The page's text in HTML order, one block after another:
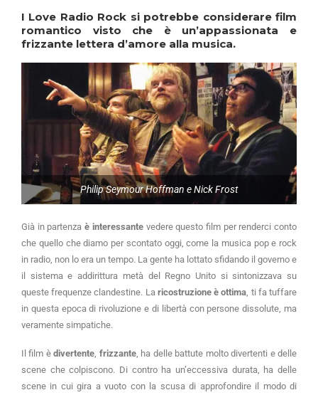
I Love Radio Rock si potrebbe considerare film
romantico visto che è un’appassionata e
frizzante lettera d’amore alla musica.
Philip Seymour Hoffman e Nick Frost
Già in partenzaè interessantevedere questo film per renderci conto
che quello che diamo per scontato oggi, come la musica pop e rock
in radio, non lo era un tempo. La gente ha lottato sfidando il governo e
il sistema e addirittura metà del Regno Unito si sintonizzava su
queste frequenze clandestine. La ricostruzione è ottima , ti fa tuffare
in questa epoca di rivoluzione e di libertà con persone dissolute, ma
veramente simpatiche.
Il film èdivertente frizzante, ha delle battute molto divertenti e delle
scene che colpiscono. Di contro ha un’eccessiva durata, ha delle
scene in cui gira a vuoto con la scusa di approfondire il modo di